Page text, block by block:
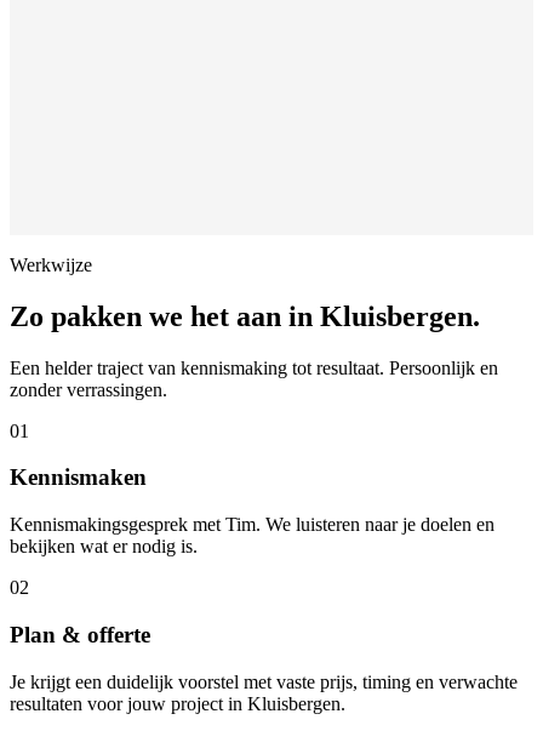
Werkwijze
Zo pakken we het aan in Kluisbergen.
Een helder traject van kennismaking tot resultaat. Persoonlijk en
zonder verrassingen.
01
Kennismaken
Kennismakingsgesprek met Tim. We luisteren naar je doelen en
bekijken wat er nodig is.
02
Plan & offerte
Je krijgt een duidelijk voorstel met vaste prijs, timing en verwachte
resultaten voor jouw project in Kluisbergen.